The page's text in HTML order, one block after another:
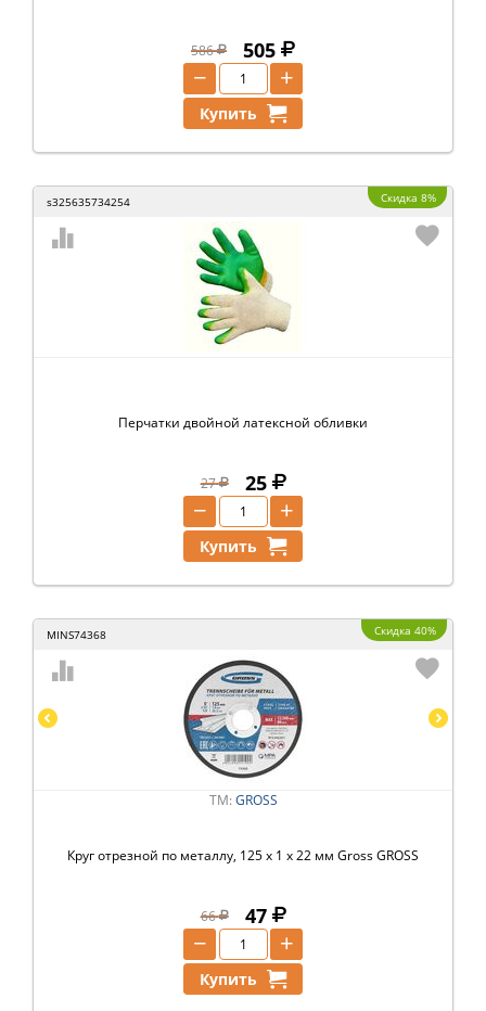
586 505
+
−
Купить
s325635734254 Скидка 8%
Перчатки двойной латексной обливки
27 25
+
−
Купить
MINS74368 Скидка 40%
ТМ: GROSS
Круг отрезной по металлу, 125 х 1 х 22 мм Gross GROSS
66 47
+
−
Купить